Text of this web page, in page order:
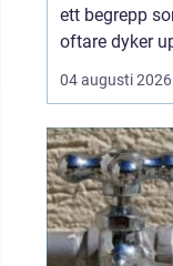
ett begrepp
oftare dyker
husbyggare,
och
trävaror i
skåne.
tradition av
och hantverk
en stark bas
04 augusti 2026